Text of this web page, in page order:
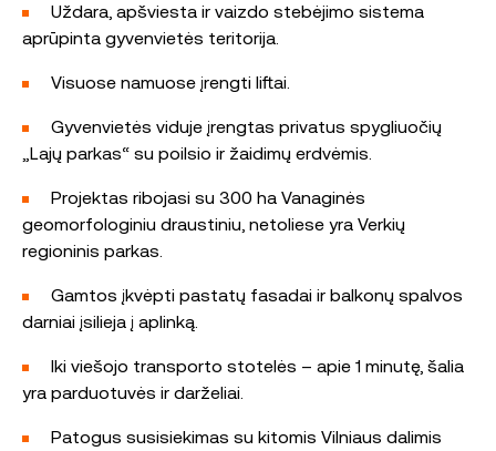
Uždara, apšviesta ir vaizdo stebėjimo sistema
aprūpinta gyvenvietės teritorija.
Visuose namuose įrengti liftai.
Gyvenvietės viduje įrengtas privatus spygliuočių
„Lajų parkas“ su poilsio ir žaidimų erdvėmis.
Projektas ribojasi su 300 ha Vanaginės
geomorfologiniu draustiniu, netoliese yra Verkių
regioninis parkas.
Gamtos įkvėpti pastatų fasadai ir balkonų spalvos
darniai įsilieja į aplinką.
Iki viešojo transporto stotelės – apie 1 minutę, šalia
yra parduotuvės ir darželiai.
Patogus susisiekimas su kitomis Vilniaus dalimis